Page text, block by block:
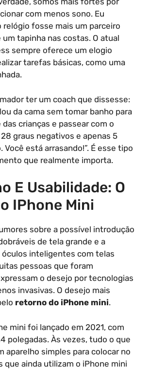
com menos sono. Eu
relógio fosse mais um parceiro
tapinha nas costas. O atual
sempre oferece um elogio
tarefas básicas, como uma
ter um coach que dissesse:
da cama sem tomar banho para
crianças e passear com o
graus negativos e apenas 5
Você está arrasando!”. É esse tipo
que realmente importa.
E Usabilidade: O
IPhone Mini
sobre a possível introdução
de tela grande e a
óculos inteligentes com telas
pessoas que foram
o desejo por tecnologias
invasivas. O desejo mais
retorno do iPhone mini.
mini foi lançado em 2021, com
polegadas. Às vezes, tudo o que
aparelho simples para colocar no
que ainda utilizam o iPhone mini